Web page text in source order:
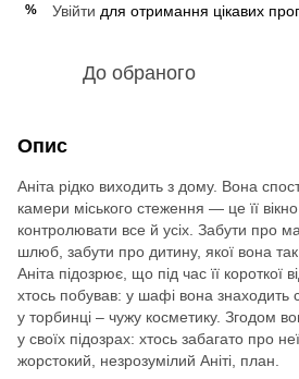
% Увійти для отримання цікавих
До обраного
Опис
Аніта рідко виходить з дому. Вона
камери міського стеження — це її
контролювати все й усіх. Забути про
шлюб, забути про дитину, якої вона
Аніта підозрює, що під час її короткої
хтось побував: у шафі вона знаходить
у торбинці – чужу косметику. Згодом
у своїх підозрах: хтось забагато про
жорстокий, незрозумілий Аніті, план.